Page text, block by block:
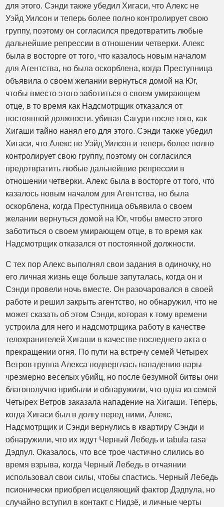
для этого. Сэнди также убедил Хигаси, что Алекс не
Уэйд Уилсон и теперь более полно контролирует свою
группу, поэтому он согласился предотвратить любые
дальнейшие репрессии в отношении четверки. Алекс
была в восторге от того, что казалось новым началом
для Агентства, но была оскорблена, когда Преступница
объявила о своем желании вернуться домой на Юг,
чтобы вместо этого заботиться о своем умирающем
отце, в то время как Надсмотрщик отказался от
постоянной должности. убивая Сагури после того, как
Хигаши тайно нанял его для этого. Сэнди также убедил
Хигаси, что Алекс не Уэйд Уилсон и теперь более полно
контролирует свою группу, поэтому он согласился
предотвратить любые дальнейшие репрессии в
отношении четверки. Алекс была в восторге от того, что
казалось новым началом для Агентства, но была
оскорблена, когда Преступница объявила о своем
желании вернуться домой на Юг, чтобы вместо этого
заботиться о своем умирающем отце, в то время как
Надсмотрщик отказался от постоянной должности.
С тех пор Алекс выполнял свои задания в одиночку, но
его личная жизнь еще больше запуталась, когда он и
Сэнди провели ночь вместе. Он разочаровался в своей
работе и решил закрыть агентство, но обнаружил, что не
может сказать об этом Сэнди, которая к тому времени
устроила для него и надсмотрщика работу в качестве
телохранителей Хигаши в качестве последнего акта о
прекращении огня. По пути на встречу семей Четырех
Ветров группа Алекса подверглась нападению пары
чрезмерно веселых убийц, но после безумной битвы они
благополучно прибыли и обнаружили, что одна из семей
Четырех Ветров заказала нападение на Хигаши. Теперь,
когда Хигаси был в долгу перед ними, Алекс,
Надсмотрщик и Сэнди вернулись в квартиру Сэнди и
обнаружили, что их ждут Черный Лебедь и tabula rasa
Дэдпул. Оказалось, что все трое частично слились во
время взрыва, когда Черный Лебедь в отчаянии
использовал свои силы, чтобы спастись. Черный Лебедь
псионически приобрел исцеляющий фактор Дэдпула, но
случайно вступил в контакт с Нидзё, и личные черты